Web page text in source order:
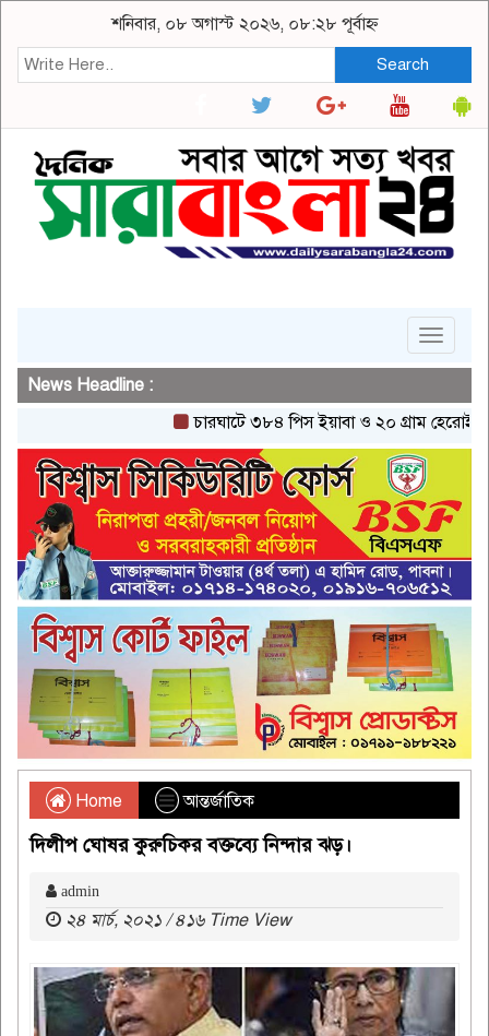
শনিবার, ০৮ অগাস্ট ২০২৬, ০৮:২৮ পূর্বাহ্ন
Search
Toggle
News Headline :
চারঘাটে ৩৮৪ পিস ইয়াবা ও ২০ গ্রাম হেরোইনসহ
Home আন্তর্জাতিক
দিলীপ ঘোষর কুরুচিকর বক্তব্যে নিন্দার ঝড়।
admin
২৪ মার্চ, ২০২১ / ৪১৬ Time View